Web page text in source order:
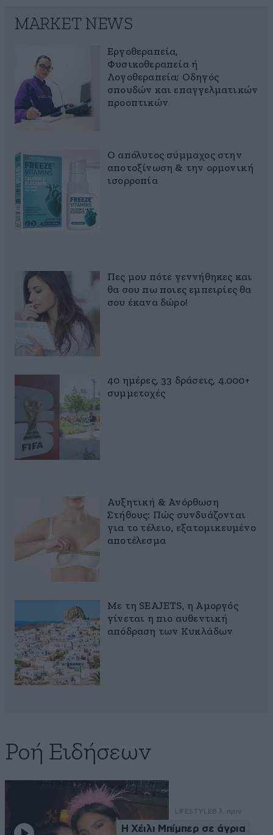
MARKET NEWS
Εργοθεραπεία,
Φυσικοθεραπεία ή
Λογοθεραπεία; Οδηγός
σπουδών και επαγγελματικών
προοπτικών
Ο απόλυτος σύμμαχος στην
αποτοξίνωση & την ορμονική
ισορροπία
Πες μου πότε γεννήθηκες και
θα σου πω ποιες εμπειρίες θα
σου έκανα δώρο!
40 ημέρες, 33 δράσεις, 4.000+
συμμετοχές
Αυξητική & Ανόρθωση
Στήθους: Πώς συνδυάζονται
για το τέλειο, εξατομικευμένο
αποτέλεσμα
Με τη SEAJETS, η Αμοργός
γίνεται η πιο αυθεντική
απόδραση των Κυκλάδων
Ροή Ειδήσεων
LIFESTYLE8 λ. πριν
Η Χέιλι Μπίμπερ σε άγρια